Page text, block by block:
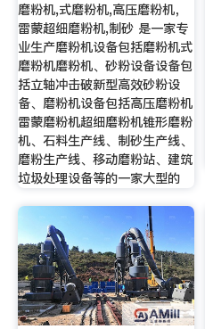
磨粉机,式磨粉机,高压磨粉机，
雷蒙超细磨粉机,制砂 是一家专
业生产磨粉机设备包括磨粉机式
磨粉机磨粉机、砂粉设备设备包
括立轴冲击破新型高效砂粉设
备、磨粉机设备包括高压磨粉机
雷蒙磨粉机超细磨粉机锥形磨粉
机、石料生产线、制砂生产线、
磨粉生产线、移动磨粉站、建筑
垃圾处理设备等的一家大型的